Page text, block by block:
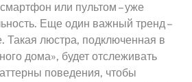
или пультом – уже
Еще один важный тренд –
Такая люстра, подключенная в
дома», будет отслеживать
поведения, чтобы